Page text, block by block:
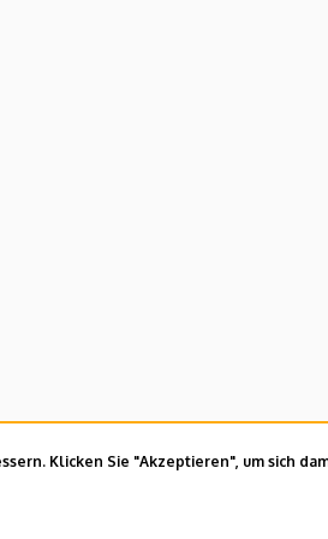
Klicken Sie "Akzeptieren", um sich